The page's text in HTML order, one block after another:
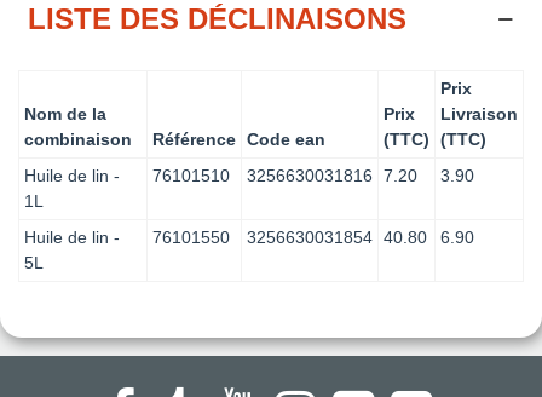
LISTE DES DÉCLINAISONS
Nom de la
combinaison
Référence Code ean
Prix
(TTC)
Prix
Livraison
(TTC)
Huile de lin -
1L
76101510 3256630031816 7.20 3.90
Huile de lin -
5L
76101550 3256630031854 40.80 6.90